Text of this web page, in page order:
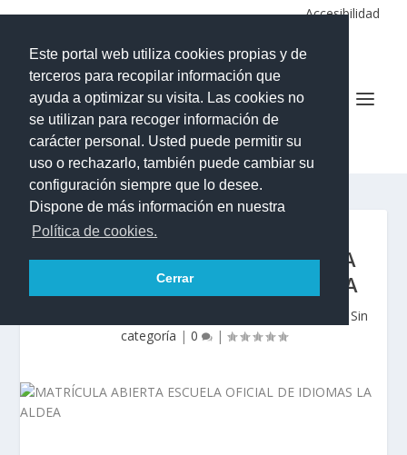
Este portal web utiliza cookies propias y de
terceros para recopilar información que
ayuda a optimizar su visita. Las cookies no
se utilizan para recoger información de
carácter personal. Usted puede permitir su
uso o rechazarlo, también puede cambiar su
configuración siempre que lo desee.
Dispone de más información en nuestra
Política de cookies.
Cerrar
Accesibilidad
IES LA ALDEA DE SAN NICOLÁS
MATRÍCULA ABIERTA ESCUELA
OFICIAL DE IDIOMAS LA ALDEA
Sin
categoría | 0 |